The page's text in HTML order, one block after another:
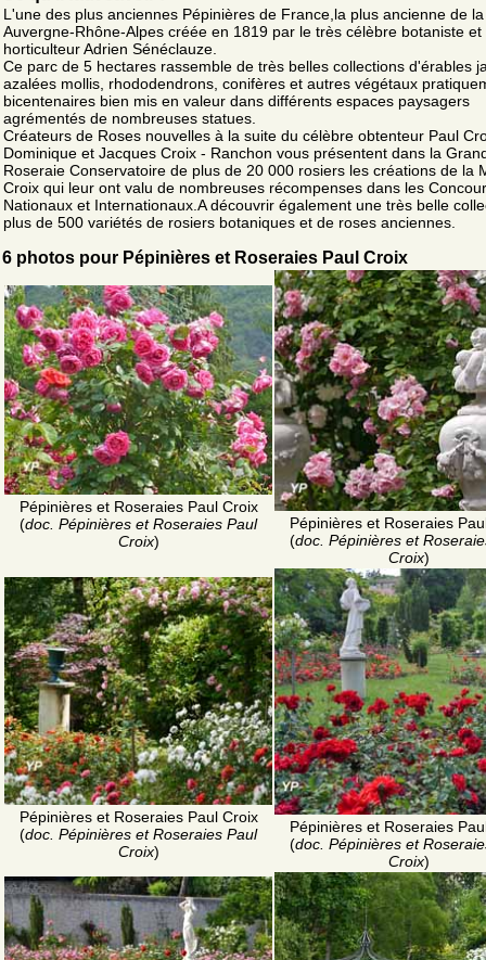
L'une des plus anciennes Pépinières de France,la plus ancienne de
Auvergne-Rhône-Alpes créée en 1819 par le très célèbre botaniste et
horticulteur Adrien Sénéclauze.
Ce parc de 5 hectares rassemble de très belles collections d'érables
azalées mollis, rhododendrons, conifères et autres végétaux
bicentenaires bien mis en valeur dans différents espaces paysagers
agrémentés de nombreuses statues.
Créateurs de Roses nouvelles à la suite du célèbre obtenteur Paul
Dominique et Jacques Croix - Ranchon vous présentent dans la
Roseraie Conservatoire de plus de 20 000 rosiers les créations de la
Croix qui leur ont valu de nombreuses récompenses dans les
Nationaux et Internationaux.A découvrir également une très belle
plus de 500 variétés de rosiers botaniques et de roses anciennes.
6 photos pour Pépinières et Roseraies Paul Croix
Pépinières et Roseraies Paul Croix
(doc. Pépinières et Roseraies Paul
Croix)
Pépinières et Roseraies
(doc. Pépinières et
Croix)
Pépinières et Roseraies Paul Croix
(doc. Pépinières et Roseraies Paul
Croix)
Pépinières et Roseraies
(doc. Pépinières et
Croix)